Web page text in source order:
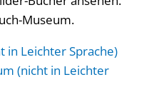
Museum.
in Leichter Sprache)
(nicht in Leichter